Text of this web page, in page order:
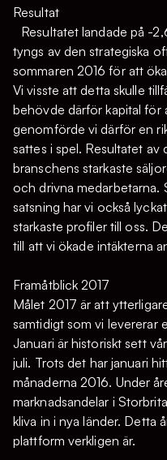
Resultat
Resultatet landade på -
tyngs av den strategiska
sommaren 2016 för att
Vi visste att detta skulle
behövde därför kapital för
genomförde vi därför en
sattes i spel. Resultatet
branschens starkaste
och drivna medarbetarna.
satsning har vi också
starkaste profiler till oss.
till att vi ökade intäkterna
Framåtblick 2017
Målet 2017 är att
samtidigt som vi levererar
Januari är historiskt sett
juli. Trots det har januari
månaderna 2016. Under
marknadsandelar i
kliva in i nya länder. Detta
plattform verkligen är.